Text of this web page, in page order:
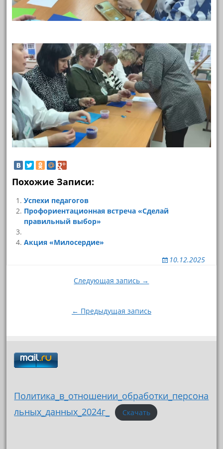
Похожие Записи:
Успехи педагогов
Профориентационная встреча «Сделай
правильный выбор»
Акция «Милосердие»
10.12.2025
Следующая запись →
← Предыдущая запись
Политика_в_отношении_обработки_персона
льных_данных_2024г_
Скачать